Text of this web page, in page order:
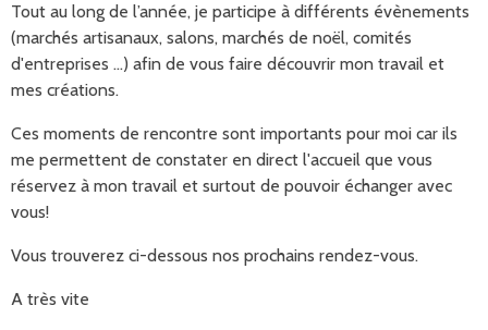
Tout au long de l’année, je participe à différents évènements
(marchés artisanaux, salons, marchés de noël, comités
d'entreprises ...) afin de vous faire découvrir mon travail et
mes créations.
Ces moments de rencontre sont importants pour moi car ils
me permettent de constater en direct l'accueil que vous
réservez à mon travail et surtout de pouvoir échanger avec
vous!
Vous trouverez ci-dessous nos prochains rendez-vous.
A très vite